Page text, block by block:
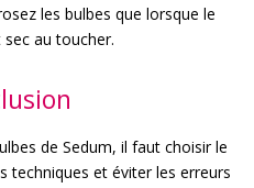
les bulbes que lorsque le
au toucher.
de Sedum, il faut choisir le
techniques et éviter les erreurs